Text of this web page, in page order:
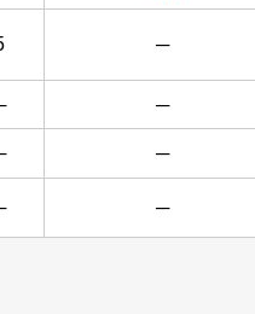
─
─
─
─